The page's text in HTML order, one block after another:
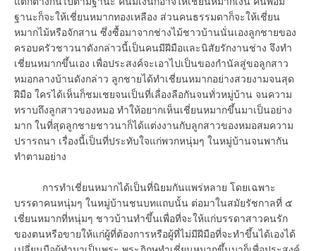
ฐานะก็จะให้เชี่ยนหมากทองเหลือง ส่วนคนธรรมดาก็จะให้เชี่ยน
หมากไม้หรือจักสาน ซึ่งซื้อมาจากช่างไม้ชาวบ้านนั่นเองลูกชายของ
ครอบครัวชาวนาดังกล่าวนี้เป็นคนมีฝีมือและนิสัยรักงานช่าง จึงทำ
เชี่ยนหมากขึ้นเอง เพื่อประสงค์จะเอาไปเป็นของกำนัลสู่ขอลูกสาว
หมอกลางบ้านดังกล่าว ลูกชายได้ทำเชี่ยนหมากอย่างสวยงามจนสุด
ฝีมือ ใครได้เห็นก็ชมเชยจนเป็นที่เลื่องลือกันจนทั่วหมู่บ้าน จนความ
ทราบถึงลูกสาวของหมอ ทำให้อยากเห็นเชี่ยนหมากขึ้นมาเป็นอย่าง
มาก ในที่สุดลูกชายชาวนาก็ได้แต่งงานกับลูกสาวของหมอสมความ
ปรารถนา เรื่องนี้เป็นที่ประทับใจแก่พวกหนุ่มๆ ในหมู่บ้านจนพากัน
ทำตามอย่าง
การทำเชี่ยนหมากได้เป็นที่นิยมกันแพร่หลาย โดยเฉพาะ
บรรดาคนหนุ่มๆ ในหมู่บ้านชนบทแถบนั้น ต่อมาในสมัยรัชกาลที่ ๕
เชี่ยนหมากที่หนุ่มๆ ชาวบ้านทำขึ้นเพื่อที่จะให้แก่บรรดาสาวคนรัก
ของตนหรือขายให้แก่ผู้ที่ต้องการหรือผู้ที่ไม่มีฝีมือที่จะทำขึ้นได้เองได้